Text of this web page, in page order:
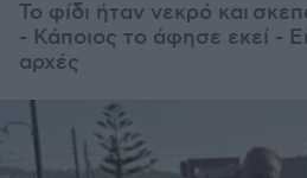
Το φίδι ήταν νεκρό και
- Κάποιος το άφησε εκεί - Ε
αρχές